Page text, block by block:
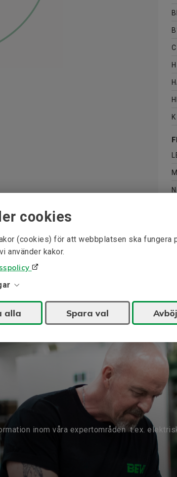
cookies
(cookies) för att webbplatsen ska
använder kakor.
alla Spara val
C
H
K
inom våra expertområden t.ex.